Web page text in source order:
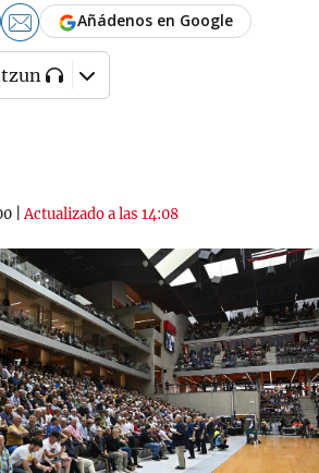
|Actualizado a las 14:08
Añádenos en Google